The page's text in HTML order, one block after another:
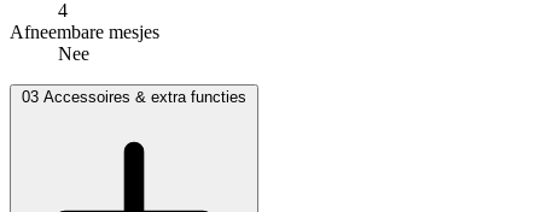
4
Afneembare mesjes
Nee
03 Accessoires & extra functies